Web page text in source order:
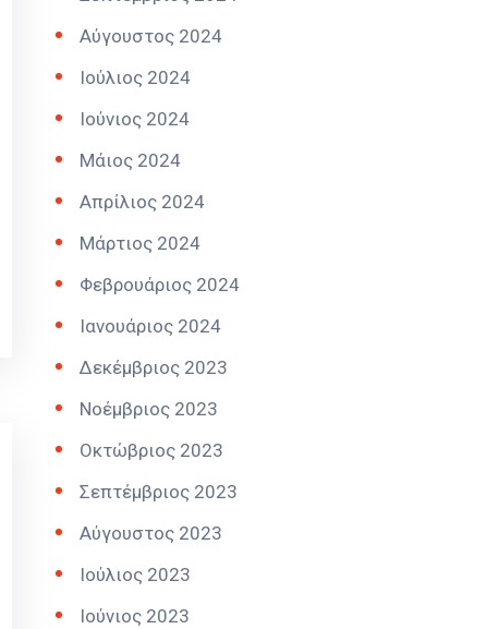
Αύγουστος 2024
Ιούλιος 2024
Ιούνιος 2024
Μάιος 2024
Απρίλιος 2024
Μάρτιος 2024
Φεβρουάριος 2024
Ιανουάριος 2024
Δεκέμβριος 2023
Νοέμβριος 2023
Οκτώβριος 2023
Σεπτέμβριος 2023
Αύγουστος 2023
Ιούλιος 2023
Ιούνιος 2023